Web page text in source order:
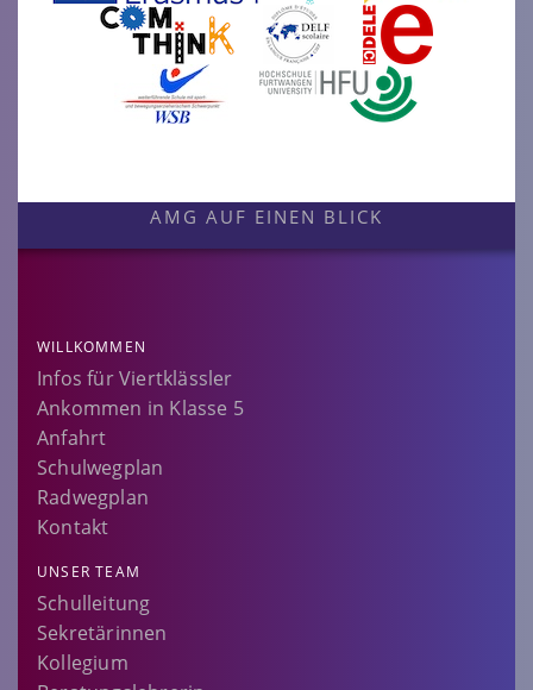
AMG AUF EINEN BLICK
WILLKOMMEN
Infos für Viertklässler
Ankommen in Klasse 5
Anfahrt
Schulwegplan
Radwegplan
Kontakt
UNSER TEAM
Schulleitung
Sekretärinnen
Kollegium